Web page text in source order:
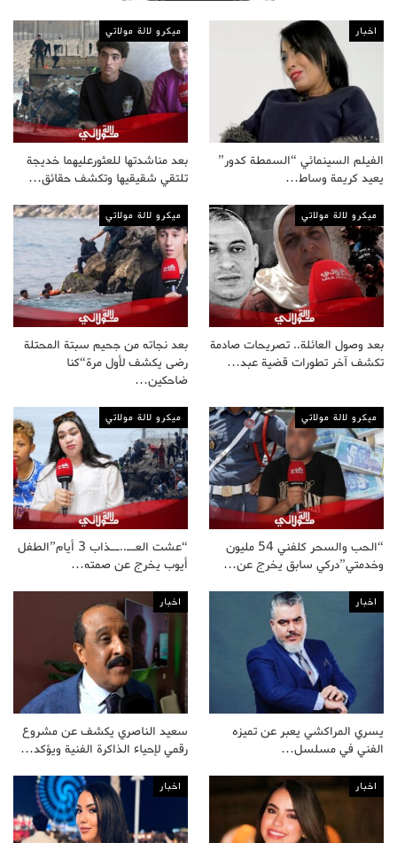
اخبار
الفيلم السينمائي “السمطة كدور”
يعيد كريمة وساط…
ميكرو لالة مولاتي
بعد مناشدتها للعثورعليهما خديجة
تلتقي شقيقيها وتكشف حقائق…
ميكرو لالة مولاتي
بعد وصول العائلة.. تصريحات صادمة
تكشف آخر تطورات قضية عبد…
ميكرو لالة مولاتي
بعد نجاته من جحيم سبتة المحتلة
رضى يكشف لأول مرة“كنا
ضاحكين…
ميكرو لالة مولاتي
“الحب والسحر كلفني 54 مليون
وخدمتي”دركي سابق يخرج عن…
ميكرو لالة مولاتي
“عشت العــ..ــذاب 3 أيام”الطفل
أيوب يخرج عن صمته…
اخبار
يسري المراكشي يعبر عن تميزه
الفني في مسلسل…
اخبار
سعيد الناصري يكشف عن مشروع
رقمي لإحياء الذاكرة الفنية ويؤكد…
اخبار اخبار